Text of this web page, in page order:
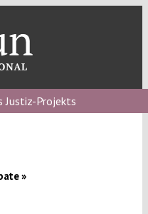
Justiz-Projekts
»